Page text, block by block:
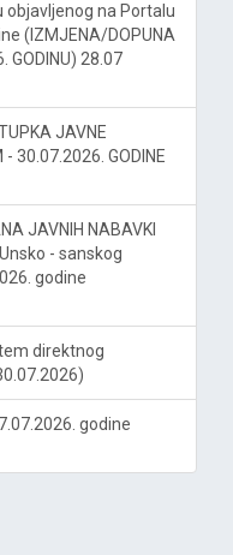
objavljenog na Portalu
(IZMJENA/DOPUNA
GODINU) 28.07
JAVNE
- 30.07.2026. GODINE
JAVNIH NABAVKI
- sanskog
godine
direktnog
godine